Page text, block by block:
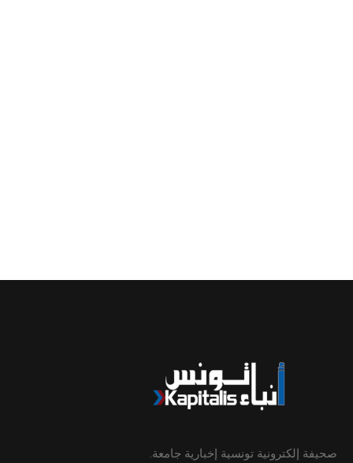
صحيفة إلكترونية تونسية إخبارية جامعة.